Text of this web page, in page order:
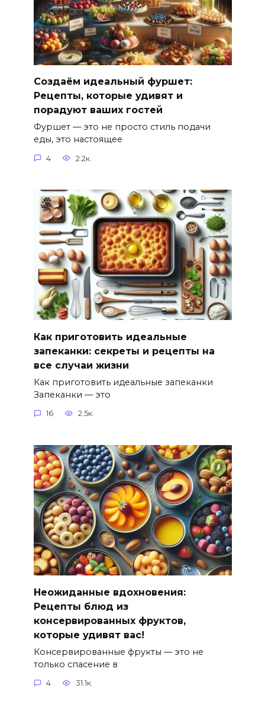
Создаём идеальный фуршет:
Рецепты, которые удивят и
порадуют ваших гостей
Фуршет — это не просто стиль подачи
еды, это настоящее
4 2.2к.
Как приготовить идеальные
запеканки: секреты и рецепты на
все случаи жизни
Как приготовить идеальные запеканки
Запеканки — это
16 2.5к.
Неожиданные вдохновения:
Рецепты блюд из
консервированных фруктов,
которые удивят вас!
Консервированные фрукты — это не
только спасение в
4 31.1к.